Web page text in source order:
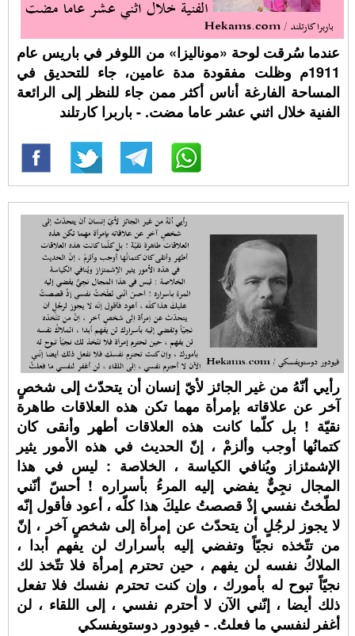
عندما سُرقت لوحة «موناليزا» من اللوفر في باريس عام
1911م وظلت مفقودة مدة عامين، جاء للتحديق في
المساحة الفارغة أناس أكثر ممن جاء للنظر إلى الرائعة
الفنية خلال اثني عشر عاما مضت. - باربرا كارتلند
رأيي أنّهُ من غير الجائز لأيّ إنسان أن يتحدّث إلى شخصٍ
آخر عن علاقاته بإمرأة مهما تكن هذه العلاقات طاهرة
نقيّة ! بل كلّما كانت هذه العلاقات أطهر وأنقى كان
كتمانُها أوجب وألزمْ ، إنّ الحديث في هذه الأمور يثير
الإشمئزاز ويُنافي الكياسة ، الخلاصة : ليس في هذا
المجال نجِيٌّ يفضي إليه المرءُ بأسراره ! أحسّ أنّني
لطّختُ نفسي إذْ قصصتُ عليكَ هذا كلّه ، أعود فأقول إنّه
لا يجوز لرجُلٍ أن يتحدّث عن إمرأة إلى شخصٍ آخر ، إنّ
من تتّخذه نجيّاً وتفضي إليه بأسرارك لن يفهم أبدا ،
الملاكُ نفسه لن يفهم ، حين تحترم إمرأة فلا تتّخذ لك
نجيّاً تبوح له بأمورك ، وإن كنت تحترم نفسك فلا تفعل
ذلك أيضا ، إنّني الآن لا أحترم نفسي ، إلى اللقاء ، لن
أغفر لنفسي ما فعلتُ. - فيودور دوستويفسكي